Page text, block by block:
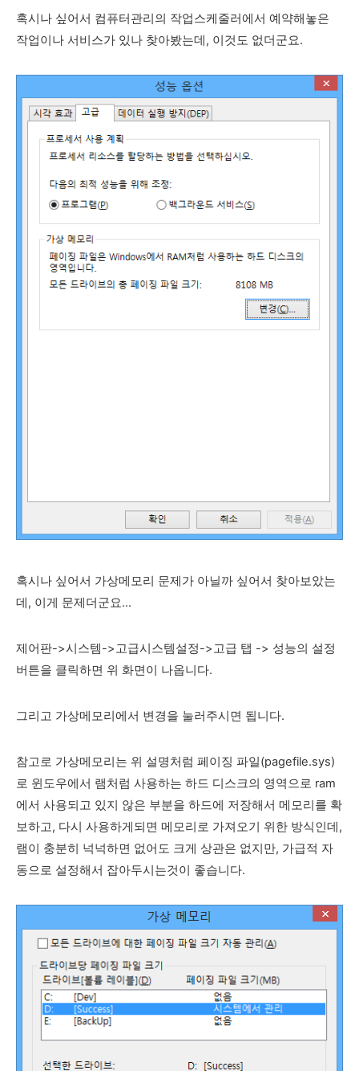
혹시나 싶어서 컴퓨터관리의 작업스케줄러에서 예약해놓은
작업이나 서비스가 있나 찾아봤는데, 이것도 없더군요.
혹시나 싶어서 가상메모리 문제가 아닐까 싶어서 찾아보았는
데, 이게 문제더군요...
제어판->시스템->고급시스템설정->고급 탭 -> 성능의 설정
버튼을 클릭하면 위 화면이 나옵니다.
그리고 가상메모리에서 변경을 눌러주시면 됩니다.
참고로 가상메모리는 위 설명처럼 페이징 파일(pagefile.sys)
로 윈도우에서 램처럼 사용하는 하드 디스크의 영역으로 ram
에서 사용되고 있지 않은 부분을 하드에 저장해서 메모리를 확
보하고, 다시 사용하게되면 메모리로 가져오기 위한 방식인데,
램이 충분히 넉넉하면 없어도 크게 상관은 없지만, 가급적 자
동으로 설정해서 잡아두시는것이 좋습니다.